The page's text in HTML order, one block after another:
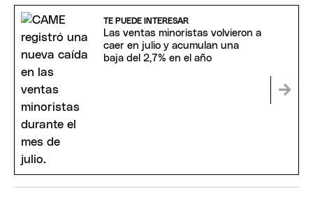
TE PUEDE INTERESAR
Las ventas minoristas volvieron a
caer en julio y acumulan una
baja del 2,7% en el año